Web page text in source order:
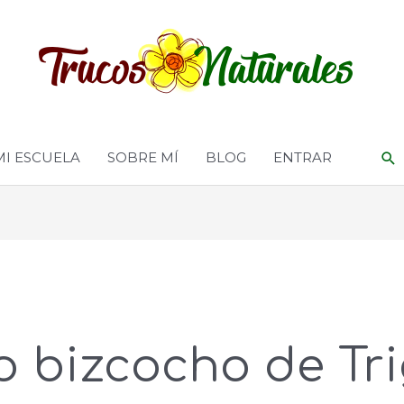
ESCUELA SOBRE MÍ BLOG ENTRAR
bizcocho de